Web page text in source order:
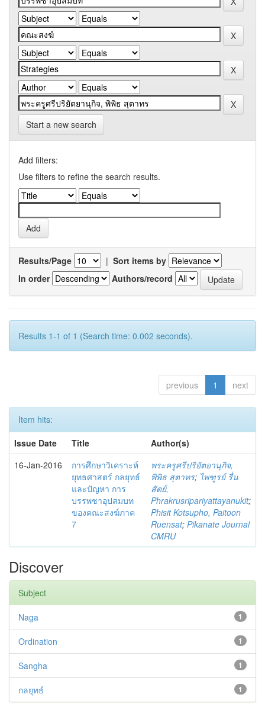
Start a new search
Add filters:
Use filters to refine the search results.
Results/Page | Sort items by
In order
Authors/record
Results 1-1 of 1 (Search time: 0.002 seconds).
previous 1 next
Item hits:
Issue Date
Title
Author(s)
16-Jan-2016
การศึกษาวิเคราะห์
ยุทธศาสตร์ กลยุทธ์
และปัญหา การ
บรรพชาอุปสมบท
ของคณะสงฆ์ภาค
7
พระครูศรีปริยัตยานุกิจ,
พิพิธ สุตาทร; ไพฑูรย์ รื่น
สัตย์,
Phrakrusripariyattayanukit;
Phisit Kotsupho, Paitoon
Ruensat; Pikanate Journal
CMRU
Discover
Subject
1
Naga
1
Ordination
1
Sangha
1
กลยุทธ์